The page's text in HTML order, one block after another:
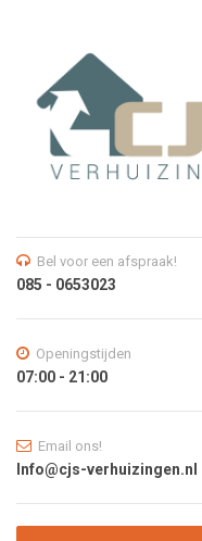
Bel voor een afspraak!
085 - 0653023
Openingstijden
07:00 - 21:00
Email ons!
Info@cjs-verhuizingen.nl